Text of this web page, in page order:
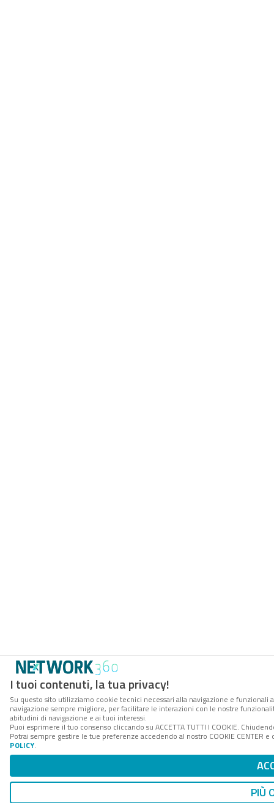
I tuoi contenuti, la tua privacy!
Su questo sito utilizziamo cookie tecnici necessari alla navigazione e
navigazione sempre migliore, per facilitare le interazioni con le nostre
abitudini di navigazione e ai tuoi interessi.
Puoi esprimere il tuo consenso cliccando su ACCETTA TUTTI I COOKIE.
Potrai sempre gestire le tue preferenze accedendo al nostro COOKIE
POLICY.
PIÙ